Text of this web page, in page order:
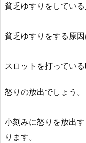
貧乏ゆすりをしている
貧乏ゆすりをする原
スロットを打ってい
怒りの放出でしょう。
小刻みに怒りを放出
ります。